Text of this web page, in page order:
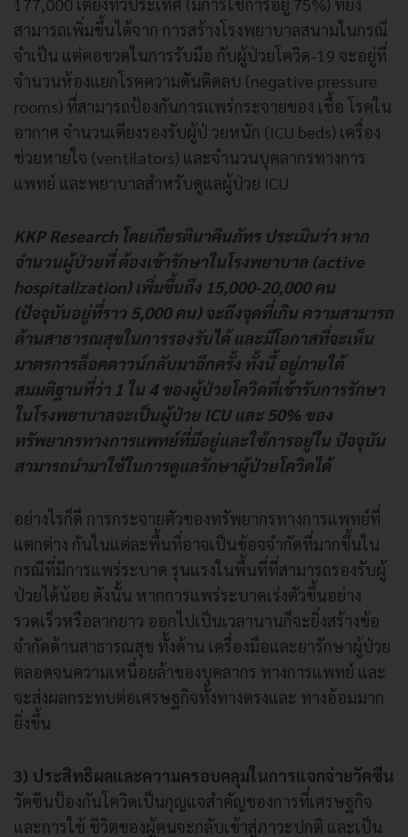
สามารถเพิ่มขึ้นได้จาก การสร้างโรงพยาบาลสนามในกรณี
จำเป็น แต่คอขวดในการรับมือ กับผู้ป่วยโควิด-19 จะอยู่ที่
จำนวนห้องแยกโรคความดันติดลบ (negative pressure
rooms) ที่สามารถป้องกันการแพร่กระจายของ เชื้อ โรคใน
อากาศ จำนวนเตียงรองรับผู้ป่ วยหนัก (ICU beds) เครื่อง
ช่วยหายใจ (ventilators) และจำนวนบุคลากรทางการ
แพทย์ และพยาบาลสำหรับดูแลผู้ป่วย ICU
KKP Research โดยเกียรตินาคินภัทร ประเมินว่า หาก
จำนวนผู้ป่วยที่ ต้องเข้ารักษาในโรงพยาบาล (active
hospitalization) เพิ่มขึ้นถึง 15,000-20,000 คน
(ปัจจุบันอยู่ที่ราว 5,000 คน) จะถึงจุดที่เกิน ความสามารถ
ด้านสาธารณสุขในการรองรับได้ และมีโอกาสที่จะเห็น
มาตรการล็อคดาวน์กลับมาอีกครั้ง ทั้งนี้ อยู่ภายใต้
สมมติฐานที่ว่า 1 ใน 4 ของผู้ป่วยโควิดที่เข้ารับการรักษา
ในโรงพยาบาลจะเป็นผู้ป่วย ICU และ 50% ของ
ทรัพยากรทางการแพทย์ที่มีอยู่และใช้การอยู่ใน ปัจจุบัน
สามารถนำมาใช้ในการดูแลรักษาผู้ป่วยโควิดได้
อย่างไรก็ดี การกระจายตัวของทรัพยากรทางการแพทย์ที่
แตกต่าง กันในแต่ละพื้นที่อาจเป็นข้อจจำกัดที่มากขึ้นใน
กรณีที่มีการแพร่ระบาด รุนแรงในพื้นที่ที่สามารถรองรับผู้
ป่วยได้น้อย ดังนั้น หากการแพร่ระบาดเร่งตัวขึ้นอย่าง
รวดเร็วหรือลากยาว ออกไปเป็นเวลานานก็จะยิ่งสร้างข้อ
จำกัดด้านสาธารณสุข ทั้งด้าน เครื่องมือและยารักษาผู้ป่วย
ตลอดจนความเหนื่อยล้าของบุคลากร ทางการแพทย์ และ
จะส่งผลกระทบต่อเศรษฐกิจทั้งทางตรงและ ทางอ้อมมาก
ยิ่งขึ้น
3) ประสิทธิผลและความครอบคลุมในการแจกจ่ายวัคซีน
วัคซีนป้องกันโควิดเป็นกุญแจสำคัญของการที่เศรษฐกิจ
และการใช้ ชีวิตของผู้คนจะกลับเข้าสู่ภาวะปกติ และเป็น